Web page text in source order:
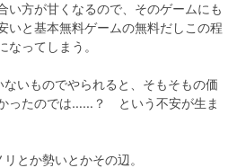
い方が甘くなるので、そのゲームにも
いと基本無料ゲームの無料だしこの程
なってしまう。
いものでやられると、そもそもの価
ったのでは……？　という不安が生ま
とか勢いとかその辺。